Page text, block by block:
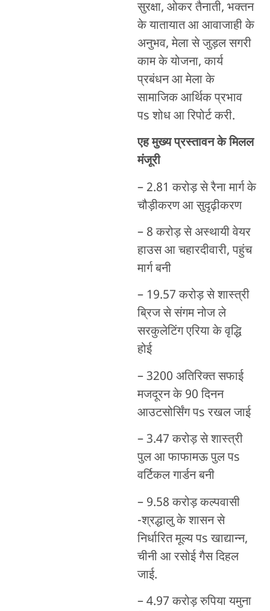
सुरक्षा, ओकर तैनाती, भक्तन
के यातायात आ आवाजाही के
अनुभव, मेला से जुड़ल सगरी
काम के योजना, कार्य
प्रबंधन आ मेला के
सामाजिक आर्थिक प्रभाव
पs शोध आ रिपोर्ट करी.
एह मुख्य प्रस्तावन के मिलल
मंजूरी
– 2.81 करोड़ से रैना मार्ग के
चौड़ीकरण आ सुदृढ़ीकरण
– 8 करोड़ से अस्थायी वेयर
हाउस आ चहारदीवारी, पहुंच
मार्ग बनी
– 19.57 करोड़ से शास्त्री
ब्रिज से संगम नोज ले
सरकुलेटिंग एरिया के वृद्धि
होई
– 3200 अतिरिक्त सफाई
मजदूरन के 90 दिनन
आउटसोर्सिंग पs रखल जाई
– 3.47 करोड़ से शास्त्री
पुल आ फाफामऊ पुल पs
वर्टिकल गार्डन बनी
– 9.58 करोड़ कल्पवासी
-श्रद्धालु के शासन से
निर्धारित मूल्य पs खाद्यान्न,
चीनी आ रसोई गैस दिहल
जाई.
– 4.97 करोड़ रुपिया यमुना